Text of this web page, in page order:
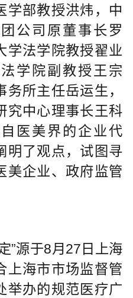
学部教授洪炜，中
公司原董事长罗
学法学院教授翟业
学院副教授王宗
所主任岳运生，
究中心理事长王科
医美界的企业代
明了观点，试图寻
美企业、政府监管
”源于8月27日上海
上海市市场监督管
举办的规范医疗广